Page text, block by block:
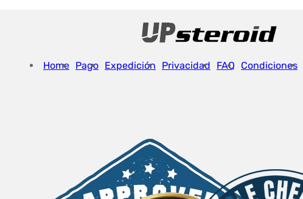
Home Pago Expedición Privacidad FAQ Condiciones